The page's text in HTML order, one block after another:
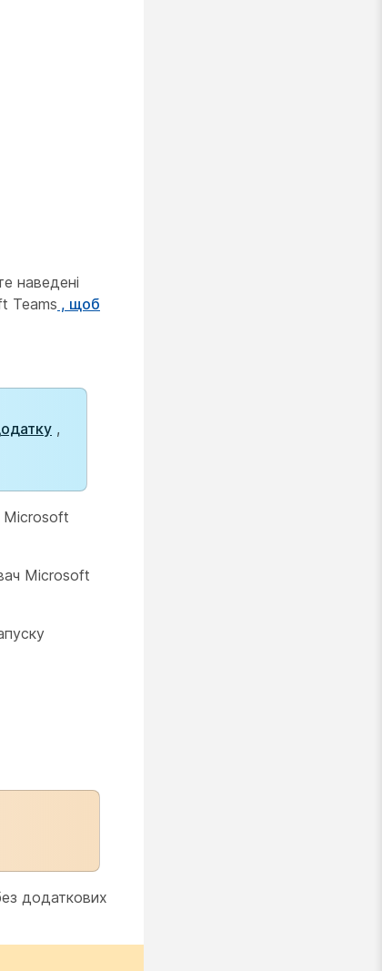
наведені
Teams , щоб
,
Microsoft
Microsoft
додаткових